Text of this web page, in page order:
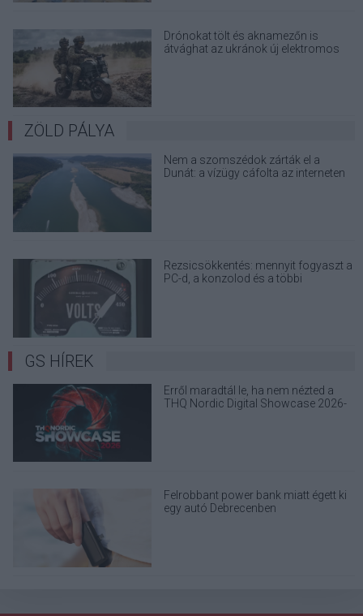
Drónokat tölt és aknamezőn is
átvághat az ukránok új elektromos
ZÖLD PÁLYA
Nem a szomszédok zárták el a
Dunát: a vízügy cáfolta az interneten
Rezsicsökkentés: mennyit fogyaszt a
PC-d, a konzolod és a többi
GS HÍREK
Erről maradtál le, ha nem nézted a
THQ Nordic Digital Showcase 2026-
Felrobbant power bank miatt égett ki
egy autó Debrecenben